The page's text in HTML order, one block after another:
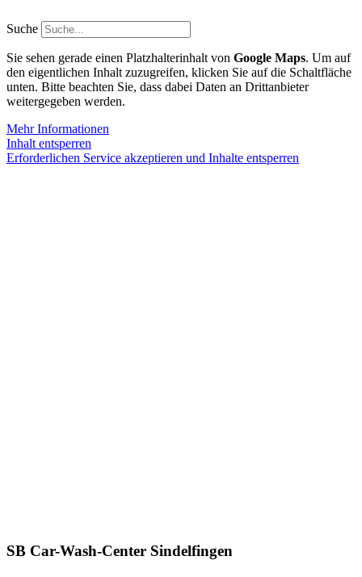
Inhalt
springen
Suche
Sie sehen gerade einen Platzhalterinhalt von Google Maps. Um auf
den eigentlichen Inhalt zuzugreifen, klicken Sie auf die Schaltfläche
unten. Bitte beachten Sie, dass dabei Daten an Drittanbieter
weitergegeben werden.
Mehr Informationen
Inhalt entsperren
Erforderlichen Service akzeptieren und Inhalte entsperren
SB Car-Wash-Center Sindelfingen